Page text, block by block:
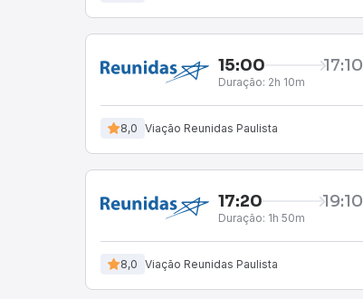
15:00 17:10
Duração: 2h 10m
8,0 Viação Reunidas Paulista
17:20 19:10
Duração: 1h 50m
8,0 Viação Reunidas Paulista